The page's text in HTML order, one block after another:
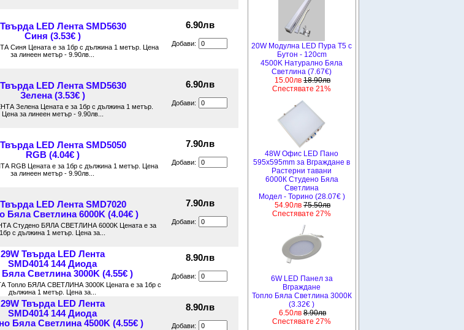
LED Лента SMD5630
Синя (3.53€ )
Синя Цената е за 1бр с дължина 1 метър. Цена
за линеен метър - 9.90лв...
6.90лв
Добави:
LED Лента SMD5630
Зелена (3.53€ )
Зелена Цената е за 1бр с дължина 1 метър.
Цена за линеен метър - 9.90лв...
6.90лв
Добави:
LED Лента SMD5050
RGB (4.04€ )
RGB Цената е за 1бр с дължина 1 метър. Цена
за линеен метър - 9.90лв...
7.90лв
Добави:
LED Лента SMD7020
Бяла Светлина 6000K (4.04€ )
Студено БЯЛА СВЕТЛИНА 6000K Цената е за
1бр с дължина 1 метър. Цена за...
7.90лв
Добави:
29W Твърда LED Лента
SMD4014 144 Диода
Светлина 3000K (4.55€ )
Топло БЯЛА СВЕТЛИНА 3000K Цената е за 1бр с
дължина 1 метър. Цена за...
8.90лв
Добави:
29W Твърда LED Лента
SMD4014 144 Диода
Бяла Светлина 4500K (4.55€ )
8.90лв
Добави:
20W Модулна LED Пура T5 с
Бутон - 120cm
4500K Натурално Бяла
Светлина (7.67€)
15.00лв 18.90лв
Спестявате 21%
48W Офис LED Пано
595x595mm за Вграждане в
Растерни тавани
6000К Студено Бяла
Светлина
Модел - Торино (28.07€ )
54.90лв 75.50лв
Спестявате 27%
6W LED Панел за
Вграждане
Топло Бяла Светлина 3000К
(3.32€ )
6.50лв 8.90лв
Спестявате 27%